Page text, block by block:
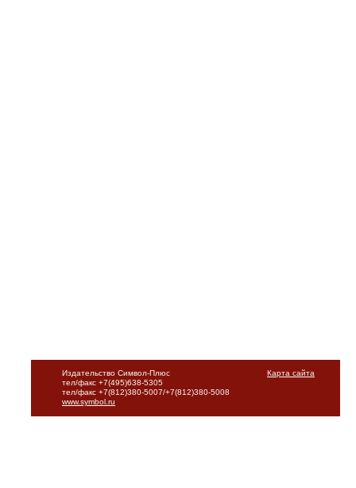
Карта сайта
Издательство Символ-Плюс
тел/факс +7(495)638-5305
тел/факс +7(812)380-5007/+7(812)380-5008
www.symbol.ru